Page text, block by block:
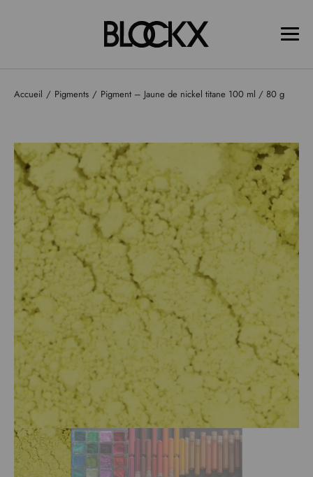
Accueil Pigments Pigment – Jaune de nickel titane 100 ml / 80 g